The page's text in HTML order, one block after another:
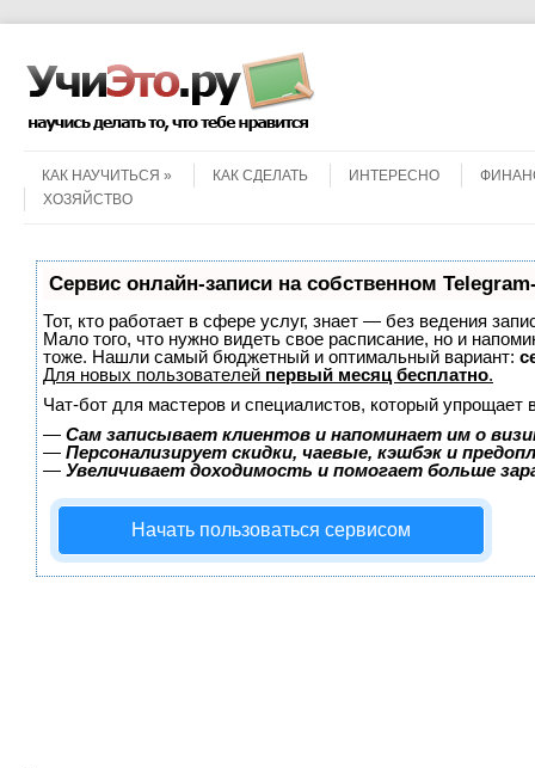
КАК НАУЧИТЬСЯ
КАК СДЕЛАТЬ ИНТЕРЕСНО
ХОЗЯЙСТВО
Сервис онлайн-записи на собственном
Тот, кто работает в сфере услуг, знает — без ведения
Мало того, что нужно видеть свое расписание, но и
тоже. Нашли самый бюджетный и оптимальный вариант:
Для новых пользователей первый месяц бесплатно.
Чат-бот для мастеров и специалистов, который упрощает
— Сам записывает клиентов и напоминает им о
— Персонализирует скидки, чаевые, кэшбэк и
— Увеличивает доходимость и помогает больше
Начать пользоваться сервисом